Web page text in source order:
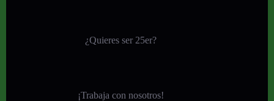
¿Quieres ser 25er?
¡Trabaja con nosotros!